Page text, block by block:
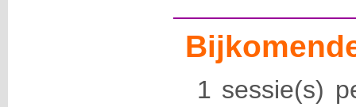
1 sessie(s)